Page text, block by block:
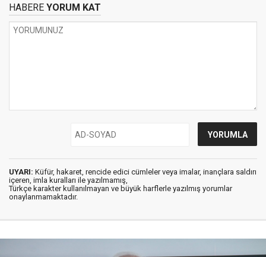
HABERE YORUM KAT
UYARI: Küfür, hakaret, rencide edici cümleler veya imalar, inançlara saldırı
içeren, imla kuralları ile yazılmamış,
Türkçe karakter kullanılmayan ve büyük harflerle yazılmış yorumlar
onaylanmamaktadır.